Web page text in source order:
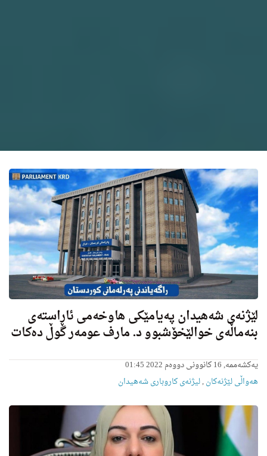
لێژنەی شەهیدان پەیامێکی هاوخەمی ئاڕاستەی
بنەماڵەی خوالێخۆشبوو د. مارف عومەر گوڵ دەکات
یەکشەممە, 16 کانوونی دووەم 2022 01:45
هه‌واڵى لێژنه‌كان,لیژنه‌ى كاروبارى شه‌هیدان